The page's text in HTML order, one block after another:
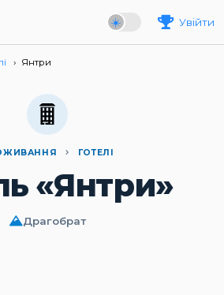
Увійти
› Янтри
ГОТЕЛІ
«Янтри»
Драгобрат